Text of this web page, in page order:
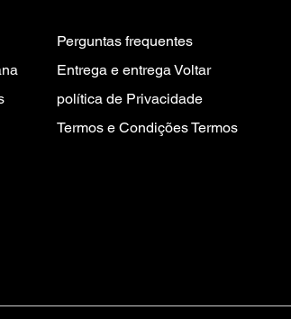
Perguntas frequentes
Entrega e entrega Voltar
política de Privacidade
Termos e Condições Termos